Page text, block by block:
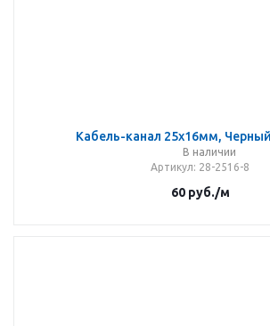
Кабель-канал 25х16мм,
В наличии
Артикул: 28-2516-8
60руб./м